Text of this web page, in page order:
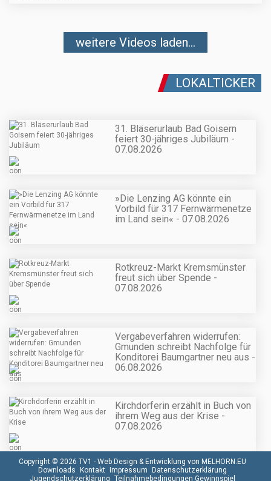
weitere Videos laden...
LOKALTICKER
31. Bläserurlaub Bad Goisern
feiert 30-jähriges Jubiläum -
07.08.2026
»Die Lenzing AG könnte ein
Vorbild für 317 Fernwärmenetze
im Land sein« - 07.08.2026
Rotkreuz-Markt Kremsmünster
freut sich über Spende -
07.08.2026
Vergabeverfahren widerrufen:
Gmunden schreibt Nachfolge für
Konditorei Baumgartner neu aus -
06.08.2026
Kirchdorferin erzählt in Buch von
ihrem Weg aus der Krise -
07.08.2026
Copyright © 2026 TV1 - Web Design & Entwicklung von MELHORN.EU
Downloads
Kontakt Impressum
Datenschutzerklärung
Jugendschutzerklärung Teilnahmebedingungen Gewinnspiel